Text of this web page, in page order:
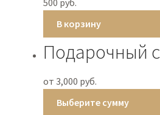
500 руб.
В корзину
Подарочный
от 3,000 руб.
Выберите сумму